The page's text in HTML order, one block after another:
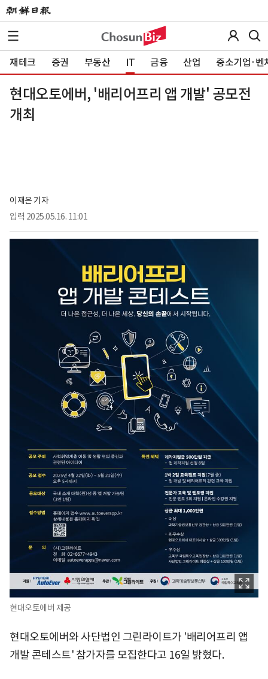
재테크 증권 부동산 IT 금융 산업 중소기업·벤
현대오토에버, '배리어프리 앱 개발' 공모전
개최
이재은 기자
입력 2025.05.16. 11:01
현대오토에버 제공
현대오토에버와 사단법인 그린라이트가 '배리어프리 앱
개발 콘테스트' 참가자를 모집한다고 16일 밝혔다.